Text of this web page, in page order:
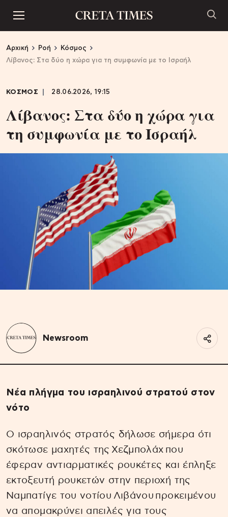
Αρχική Ροή
Κόσμος
Λίβανος: Στα δύο η χώρα για τη συμφωνία με το Ισραήλ
ΚΟΣΜΟΣ 28.06.2026, 19:15
Λίβανος: Στα δύο η χώρα για
τη συμφωνία με το Ισραήλ
Newsroom
Νέα πλήγμα του ισραηλινού στρατού στον
νότο
Ο ισραηλινός στρατός δήλωσε σήμερα ότι
σκότωσε μαχητές της Χεζμπολάχ που
έφεραν αντιαρματικές ρουκέτες και έπληξε
εκτοξευτή ρουκετών στην περιοχή της
Ναμπατίγε του νοτίου Λιβάνου προκειμένου
να απομακρύνει απειλές για τους